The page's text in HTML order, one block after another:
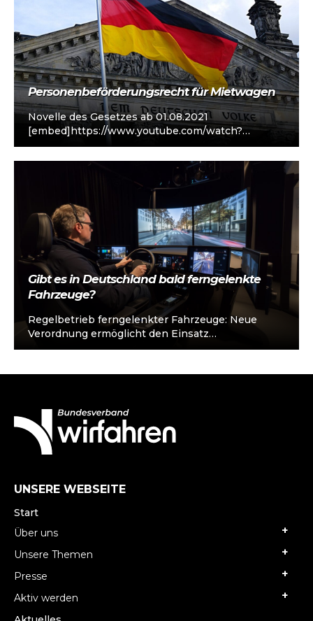
Personenbeförderungsrecht für Mietwagen
Novelle des Gesetzes ab 01.08.2021
[embed]https://www.youtube.com/watch?
v=BMFTOE24tEk[/embed]
Gibt es in Deutschland bald ferngelenkte
Fahrzeuge?
Regelbetrieb ferngelenkter Fahrzeuge: Neue
Verordnung ermöglicht den Einsatz
ferngesteuerter Pkw und Lkw, z. B. im ÖPNV und
UNSERE WEBSEITE
Start
Über uns
Unsere Themen
Presse
Aktiv werden